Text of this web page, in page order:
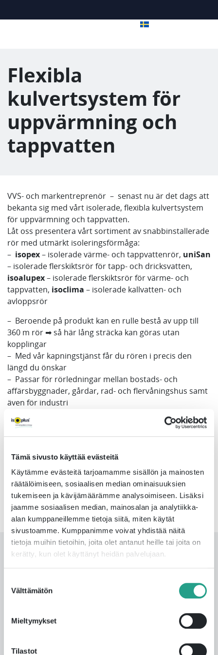
Tämä sivusto käyttää evästeitä
Käytämme evästeitä tarjoamamme sisällön ja mainosten
räätälöimiseen, sosiaalisen median ominaisuuksien
tukemiseen ja kävijämäärämme analysoimiseen. Lisäksi
jaamme sosiaalisen median, mainosalan ja analytiikka-
alan kumppaneillemme tietoja siitä, miten käytät
sivustoamme. Kumppanimme voivat yhdistää näitä
tietoja muihin tietoihin, joita olet antanut heille tai joita on
kerätty, kun olet käyttänyt heidän palvelujaan.
valinta
Välttämätön
Mieltymykset
Tilastot
Flexibla
kulvertsystem för
uppvärmning och
tappvatten
VVS- och markentreprenör – senast nu är det dags att
bekanta sig med vårt isolerade, flexibla kulvertsystem
för uppvärmning och tappvatten.
Låt oss presentera vårt sortiment av snabbinstallerade
rör med utmärkt isoleringsförmåga:
– isopex– isolerade värme- och tappvattenrör, uniSan
– isolerade flerskiktsrör för tapp- och dricksvatten,
isoalupex– isolerade flerskiktsrör för värme- och
tappvatten, isoclima – isolerade kallvatten- och
avloppsrör
– Beroende på produkt kan en rulle bestå av upp till
360 m rör ➡ så här lång sträcka kan göras utan
kopplingar
– Med vår kapningstjänst får du rören i precis den
längd du önskar
– Passar för rörledningar mellan bostads- och
affärsbyggnader, gårdar, rad- och flervåningshus samt
även för industri
tvårörskulvertar. Mellan manteln och PUR-isoleringen
finns ett diffusionsskydd eller
– För varmvatten kan ett tvårörskulvertsystem väljas,
där varmvattnet ständigt cirkulerar i röret.
Begär offert magnus.lonnberg@isoplus.group , +358 40
358 4898 och ta del avvår nya produktkatalog
Andra artiklar
världens största projekt för återvinning
av spillvärme från datacenter är igång
16 april 2024